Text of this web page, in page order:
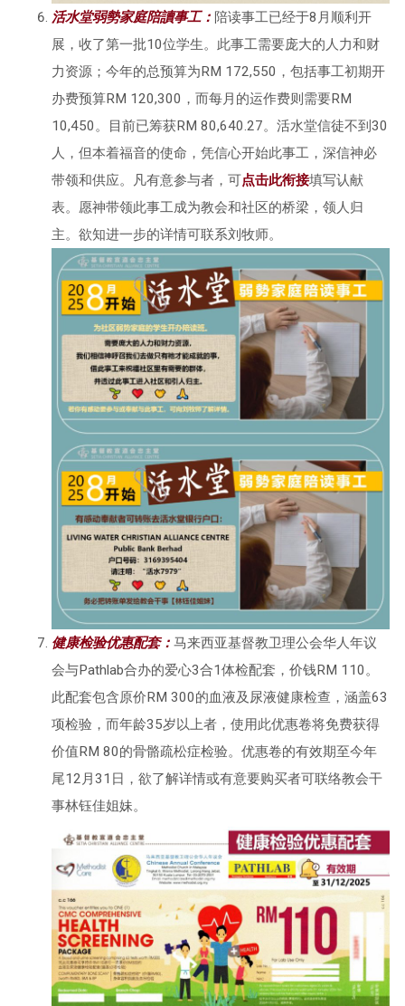
活水堂弱勢家庭陪讀事工： 陪读事工已经于8月顺利开
展，收了第一批10位学生。此事工需要庞大的人力和财
力资源；今年的总预算为RM 172,550，包括事工初期开
办费预算RM 120,300，而每月的运作费则需要RM
10,450。目前已筹获RM 80,640.27。活水堂信徒不到30
人，但本着福音的使命，凭信心开始此事工，深信神必
带领和供应。凡有意参与者，可点击此衔接填写认献
表。愿神带领此事工成为教会和社区的桥梁，领人归
主。欲知进一步的详情可联系刘牧师。
健康检验优惠配套： 马来西亚基督教卫理公会华人年议
会与Pathlab合办的爱心3合1体检配套，价钱RM 110。
此配套包含原价RM 300的血液及尿液健康检查，涵盖63
项检验，而年龄35岁以上者，使用此优惠卷将免费获得
价值RM 80的骨骼疏松症检验。优惠卷的有效期至今年
尾12月31日，欲了解详情或有意要购买者可联络教会干
事林钰佳姐妹。